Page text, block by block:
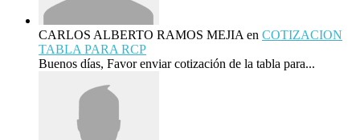
CARLOS ALBERTO RAMOS MEJIA en COTIZACION
TABLA PARA RCP
Buenos días, Favor enviar cotización de la tabla para...